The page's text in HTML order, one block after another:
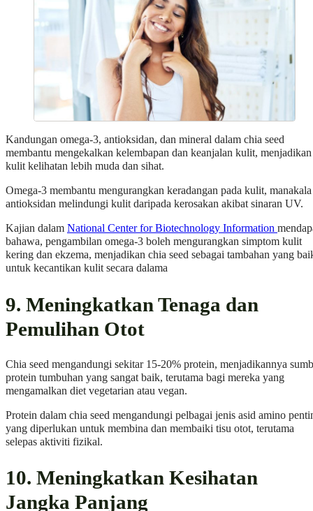
Kandungan omega-3, antioksidan, dan mineral dalam chia seed
membantu mengekalkan kelembapan dan keanjalan kulit, menjadikan
kulit kelihatan lebih muda dan sihat.
Omega-3 membantu mengurangkan keradangan pada kulit, manakala
antioksidan melindungi kulit daripada kerosakan akibat sinaran UV.
Kajian dalam National Center for Biotechnology Information
bahawa, pengambilan omega-3 boleh mengurangkan simptom kulit
kering dan ekzema, menjadikan chia seed sebagai tambahan yang
untuk kecantikan kulit secara dalama
9. Meningkatkan Tenaga dan
Pemulihan Otot
Chia seed mengandungi sekitar 15-20% protein, menjadikannya
protein tumbuhan yang sangat baik, terutama bagi mereka yang
mengamalkan diet vegetarian atau vegan.
Protein dalam chia seed mengandungi pelbagai jenis asid amino
yang diperlukan untuk membina dan membaiki tisu otot, terutama
selepas aktiviti fizikal.
10. Meningkatkan Kesihatan
Jangka Panjang